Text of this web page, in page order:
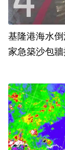
基隆港海水
家急築沙包